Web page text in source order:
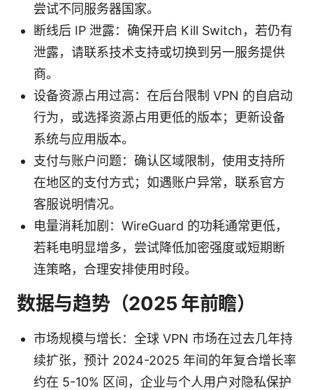
尝试不同服务器国家。
断线后 IP 泄露：确保开启 Kill Switch，若仍有
泄露，请联系技术支持或切换到另一服务提供
商。
设备资源占用过高：在后台限制 VPN 的自启动
行为，或选择资源占用更低的版本；更新设备
系统与应用版本。
支付与账户问题：确认区域限制，使用支持所
在地区的支付方式；如遇账户异常，联系官方
客服说明情况。
电量消耗加剧：WireGuard 的功耗通常更低，
若耗电明显增多，尝试降低加密强度或短期断
连策略，合理安排使用时段。
数据与趋势（2025 年前瞻）
市场规模与增长：全球 VPN 市场在过去几年持
续扩张，预计 2024-2025 年间的年复合增长率
约在 5-10% 区间，企业与个人用户对隐私保护